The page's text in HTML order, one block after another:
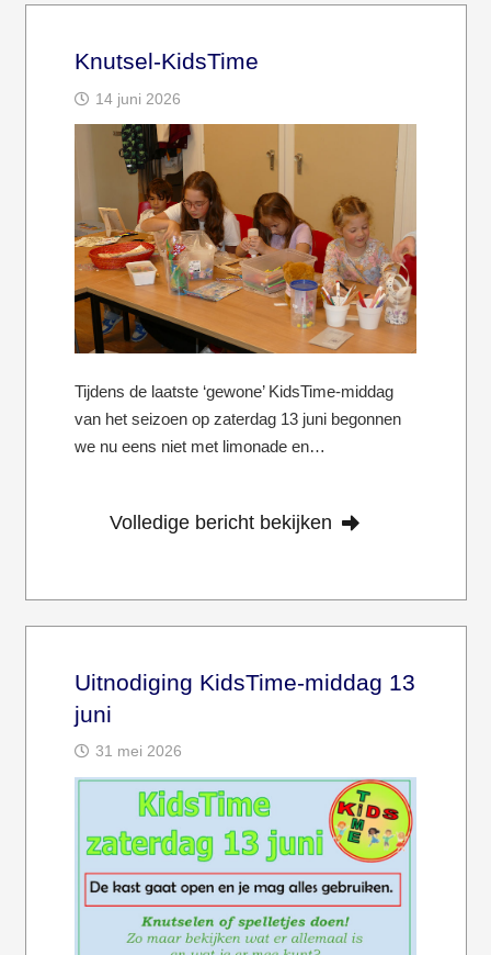
Knutsel-KidsTime
14 juni 2026
Tijdens de laatste ‘gewone’ KidsTime-middag
van het seizoen op zaterdag 13 juni begonnen
we nu eens niet met limonade en…
Volledige bericht bekijken
Uitnodiging KidsTime-middag 13
juni
31 mei 2026